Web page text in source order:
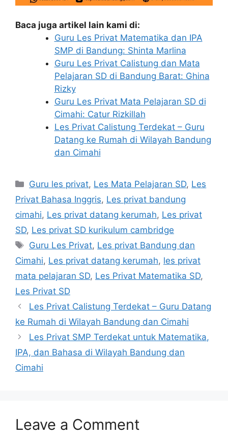
Baca juga artikel lain kami di:
Guru Les Privat Matematika dan IPA
SMP di Bandung: Shinta Marlina
Guru Les Privat Calistung dan Mata
Pelajaran SD di Bandung Barat: Ghina
Rizky
Guru Les Privat Mata Pelajaran SD di
Cimahi: Catur Rizkillah
Les Privat Calistung Terdekat – Guru
Datang ke Rumah di Wilayah Bandung
dan Cimahi
Categories
Guru les privat, Les Mata Pelajaran SD, Les
Privat Bahasa Inggris, Les privat bandung
cimahi, Les privat datang kerumah, Les privat
SD, Les privat SD kurikulum cambridge
Tags
Guru Les Privat, Les privat Bandung dan
Cimahi, Les privat datang kerumah, les privat
mata pelajaran SD, Les Privat Matematika SD,
Les Privat SD
Les Privat Calistung Terdekat – Guru Datang
ke Rumah di Wilayah Bandung dan Cimahi
Les Privat SMP Terdekat untuk Matematika,
IPA, dan Bahasa di Wilayah Bandung dan
Cimahi
Leave a Comment